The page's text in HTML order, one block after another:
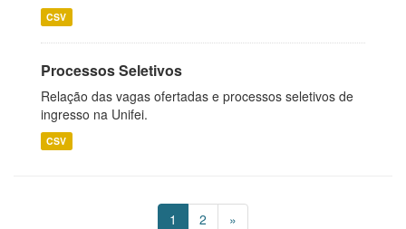
CSV
Processos Seletivos
Relação das vagas ofertadas e processos seletivos de
ingresso na Unifei.
CSV
1 2 »